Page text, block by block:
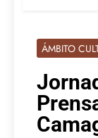
ÁMBITO